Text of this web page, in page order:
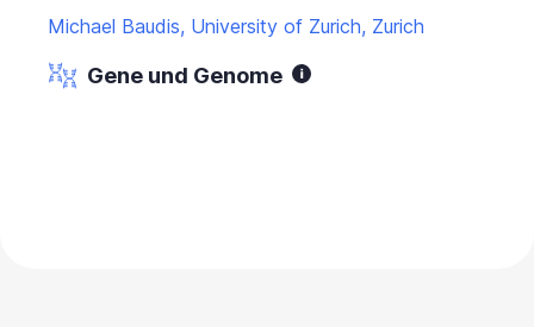
Michael Baudis, University of Zurich, Zurich
Gene und Genome